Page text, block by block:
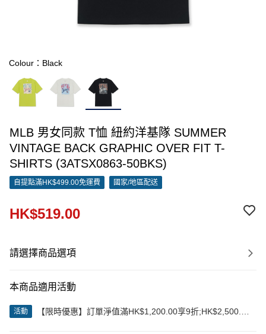
Colour：Black
MLB 男女同款 T恤 紐約洋基隊 SUMMER
VINTAGE BACK GRAPHIC OVER FIT T-
SHIRTS (3ATSX0863-50BKS)
自提點滿HK$499.00免運費 國家/地區配送
HK$519.00
請選擇商品選項
本商品適用活動
活動
【限時優惠】訂單淨值滿HK$1,200.00享9折;HK$2,500.00